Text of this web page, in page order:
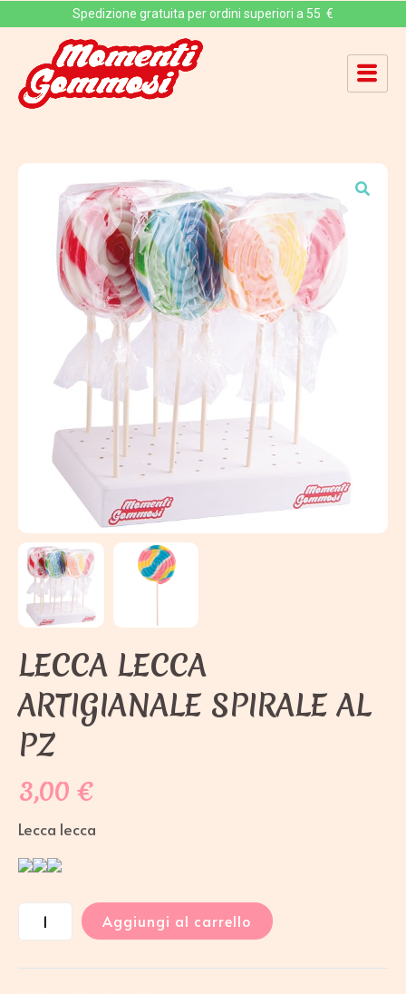
Spedizione gratuita per ordini superiori a 55 €
LECCA LECCA
ARTIGIANALE SPIRALE AL
PZ
3,00€
Lecca lecca
Aggiungi al carrello